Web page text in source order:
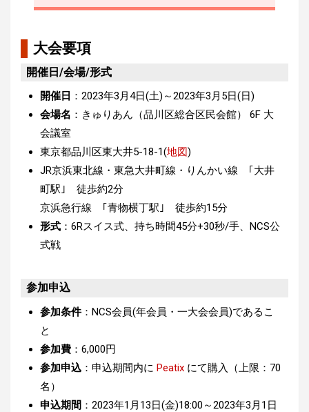
大会要項
開催日/会場/形式
開催日 ：2023年3月4日(土)～2023年3月5日(日)
会場名 ：きゅりあん（品川区総合区民会館） 6F 大
会議室
東京都品川区東大井5-18-1(地図)
JR京浜東北線・東急大井町線・りんかい線 ｢大井
町駅｣ 徒歩約2分
京浜急行線 ｢青物横丁駅｣ 徒歩約15分
形式 ：6Rスイス式、持ち時間45分+30秒/手、NCS公
式戦
参加申込
参加条件：NCS会員(年会員・一大会会員)であるこ
と
参加費 ：6,000円
参加申込 ：申込期間内に Peatix にて購入（上限：70
名）
申込期間 ：2023年1月13日(金)18:00～2023年3月1日